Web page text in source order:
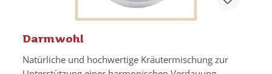
Darmwohl
Natürliche und hochwertige Kräutermischung zur